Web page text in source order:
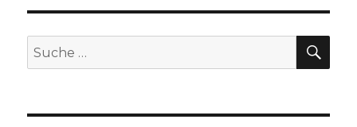
Suche
nach: